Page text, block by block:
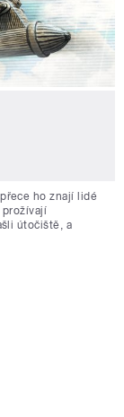
ho znají lidé
prožívají
útočiště, a